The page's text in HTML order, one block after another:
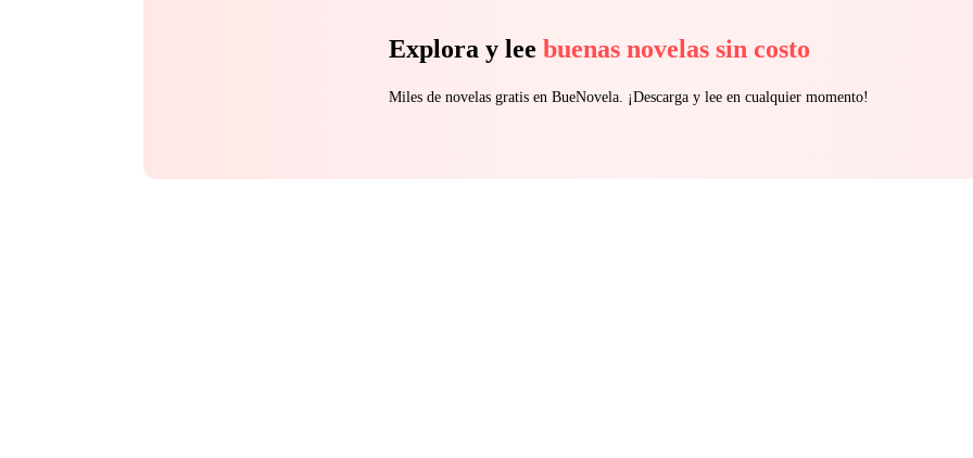
Explora y lee buenas novelas sin costo
Miles de novelas gratis en BueNovela. ¡Descarga y lee en cualquier momento!